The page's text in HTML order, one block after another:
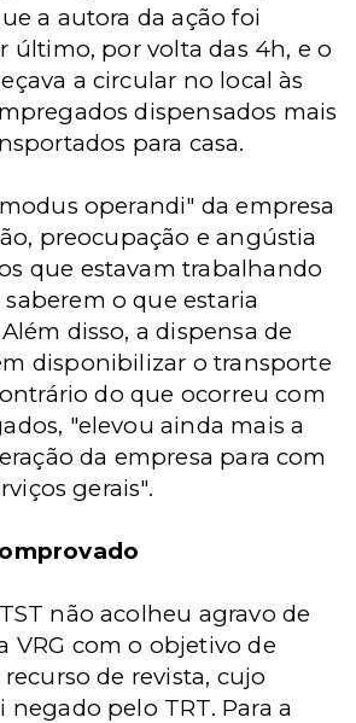
a autora da ação foi
último, por volta das 4h, e o
a circular no local às
dispensados mais
para casa.
operandi" da empresa
preocupação e angústia
que estavam trabalhando
o que estaria
disso, a dispensa de
disponibilizar o transporte
do que ocorreu com
"elevou ainda mais a
da empresa para com
gerais".
não acolheu agravo de
VRG com o objetivo de
de revista, cujo
pelo TRT. Para a